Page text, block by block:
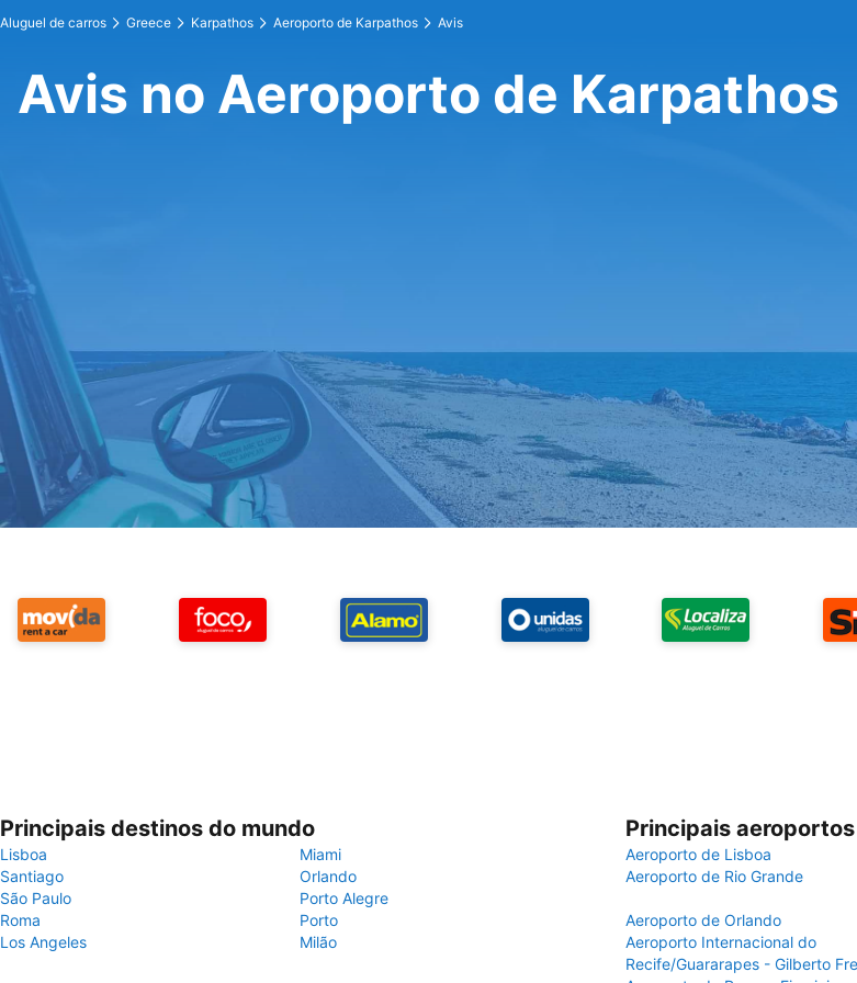
Aluguel de carros Greece Karpathos Aeroporto de Karpathos Avis
Avis no Aeroporto de Karpathos
Principais destinos do mundo
Lisboa
Miami
Santiago
Orlando
São Paulo
Porto Alegre
Roma
Porto
Los Angeles
Milão
Principais
Aeroporto de Lisboa
Aeroporto de Rio Grande
Aeroporto de Orlando
Aeroporto Internacional do
Recife/Guararapes - Gilberto